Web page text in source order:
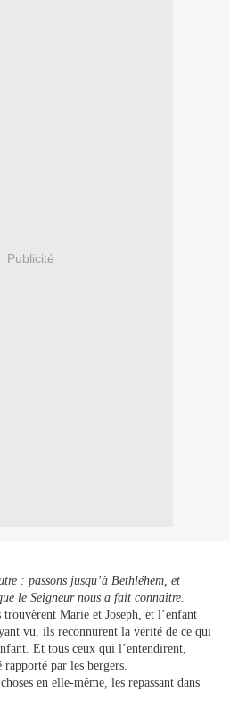
Publicité
: passons jusqu’à Bethléhem, et
le Seigneur nous a fait connaître.
trouvèrent Marie et Joseph, et l’enfant
vu, ils reconnurent la vérité de ce qui
Et tous ceux qui l’entendirent,
par les bergers.
en elle-même, les repassant dans